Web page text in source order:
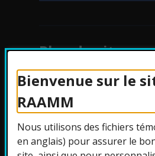
Bienvenue sur le
RAAMM
Nous utilisons des fichiers
en anglais) pour assurer le
Plan du site
Protection des
renseignements
Accessibilité